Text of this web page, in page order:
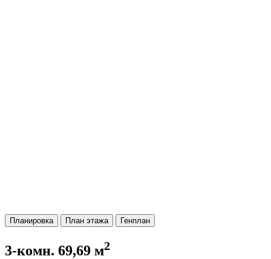
Планировка План этажа Генплан
3-комн. 69,69 м2